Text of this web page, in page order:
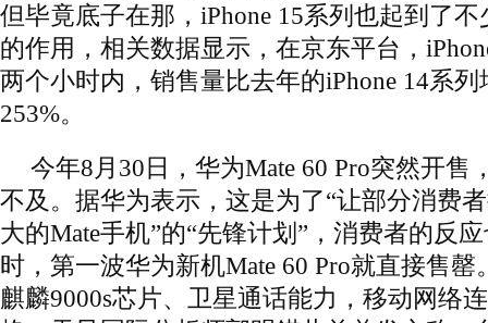
但毕竟底子在那，iPhone 15系列也起到了
的作用，相关数据显示，在京东平台，
两个小时内，销售量比去年的iPhone 14系
253%。
今年8月30日，华为Mate 60 Pro突然开售
不及。据华为表示，这是为了“让部分消费
大的Mate手机”的“先锋计划”，消费者的反
时，第一波华为新机Mate 60 Pro就直接售
麒麟9000s芯片、卫星通话能力，移动网络